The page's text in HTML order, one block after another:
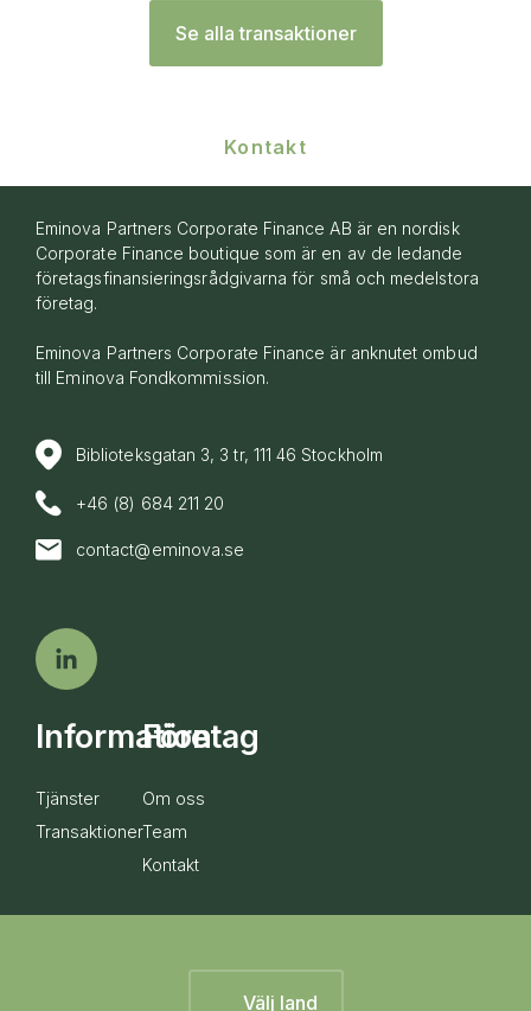
Se alla transaktioner
Kontakt
Eminova Partners Corporate Finance AB är en nordisk
Corporate Finance boutique som är en av de ledande
företagsfinansieringsrådgivarna för små och medelstora
företag.
Eminova Partners Corporate Finance är anknutet ombud
till Eminova Fondkommission.
Biblioteksgatan 3, 3 tr, 111 46 Stockholm
+46 (8) 684 211 20
contact@eminova.se
Information
Tjänster
Transaktioner
Företag
Om oss
Team
Kontakt
Välj land